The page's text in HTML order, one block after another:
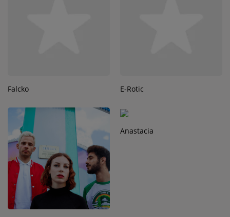
Falcko E-Rotic
Anastacia